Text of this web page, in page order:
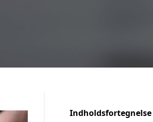
Indholdsfortegnelse